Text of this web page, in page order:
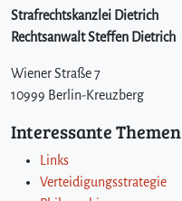
Strafrechtskanzlei Dietrich
Rechtsanwalt Steffen Dietrich
Wiener Straße 7
10999 Berlin-Kreuzberg
Interessante Themen
Links
Verteidigungsstrategie